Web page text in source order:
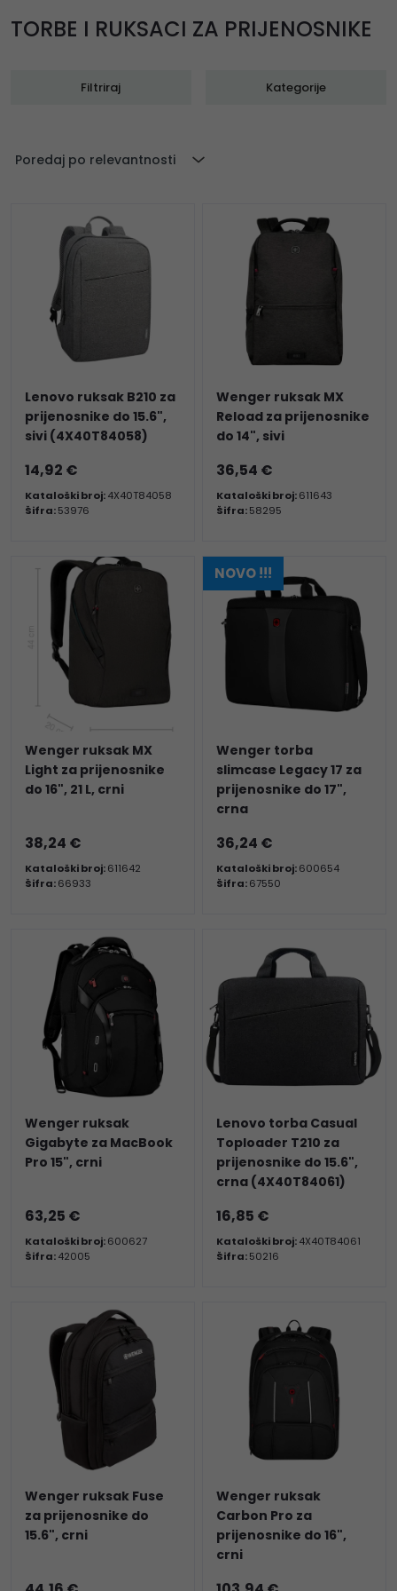
TORBE I RUKSACI ZA PRIJENOSNIKE
Filtriraj Kategorije
Poredaj po relevantnosti
Lenovo ruksak B210 za
prijenosnike do 15.6",
sivi (4X40T84058)
14,92 €
Kataloški broj:4X40T84058
Šifra:53976
Wenger ruksak MX
Reload za prijenosnike
do 14", sivi
36,54 €
Kataloški broj:611643
Šifra:58295
Wenger ruksak MX
Light za prijenosnike
do 16", 21 L, crni
38,24 €
Kataloški broj:611642
Šifra:66933
NOVO !!!
Wenger torba
slimcase Legacy 17 za
prijenosnike do 17",
crna
36,24 €
Kataloški broj:600654
Šifra:67550
Wenger ruksak
Gigabyte za MacBook
Pro 15", crni
63,25 €
Kataloški broj:600627
Šifra:42005
Lenovo torba Casual
Toploader T210 za
prijenosnike do 15.6",
crna (4X40T84061)
16,85 €
Kataloški broj:4X40T84061
Šifra:50216
Wenger ruksak Fuse
za prijenosnike do
15.6", crni
Wenger ruksak
Carbon Pro za
prijenosnike do 16",
crni